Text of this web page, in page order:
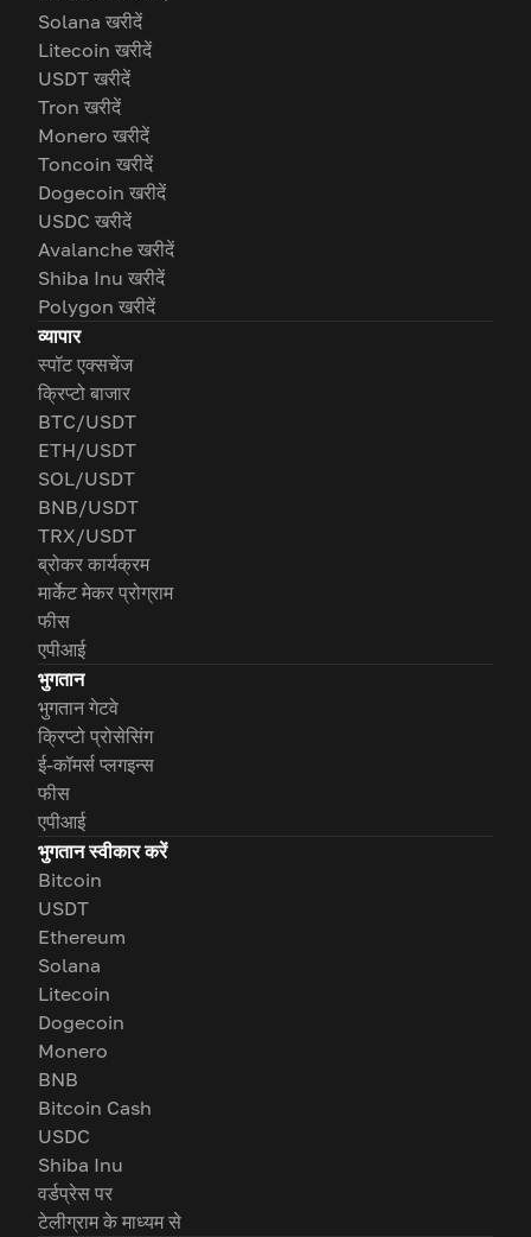
Solana खरीदें
Litecoin खरीदें
USDT खरीदें
Tron खरीदें
Monero खरीदें
Toncoin खरीदें
Dogecoin खरीदें
USDC खरीदें
Avalanche खरीदें
Shiba Inu खरीदें
Polygon खरीदें
व्यापार
स्पॉट एक्सचेंज
क्रिप्टो बाजार
BTC/USDT
ETH/USDT
SOL/USDT
BNB/USDT
TRX/USDT
ब्रोकर कार्यक्रम
मार्केट मेकर प्रोग्राम
फीस
एपीआई
भुगतान
भुगतान गेटवे
क्रिप्टो प्रोसेसिंग
ई-कॉमर्स प्लगइन्स
फीस
एपीआई
भुगतान स्वीकार करें
Bitcoin
USDT
Ethereum
Solana
Litecoin
Dogecoin
Monero
BNB
Bitcoin Cash
USDC
Shiba Inu
वर्डप्रेस पर
टेलीग्राम के माध्यम से